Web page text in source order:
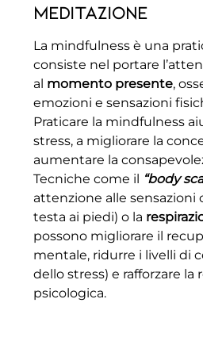
meditazione
La mindfulness è una
consiste nel portare
al momento presente,
emozioni e sensazioni
Praticare la mindfulness
stress, a migliorare la
aumentare la
Tecniche come il “body
attenzione alle sensazioni
testa ai piedi) o la
possono migliorare il
mentale, ridurre i livelli di
dello stress) e rafforzare la
psicologica.